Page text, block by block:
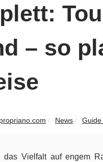
– so
News Guide
Vielfalt auf engem